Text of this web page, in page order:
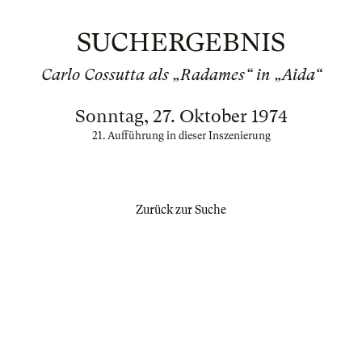
SUCHERGEBNIS
Carlo Cossutta als „Radames“ in „Aida“
Sonntag, 27. Oktober 1974
21. Aufführung in dieser Inszenierung
Zurück zur Suche